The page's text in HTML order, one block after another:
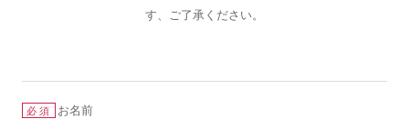
す、ご了承ください。
必須 お名前